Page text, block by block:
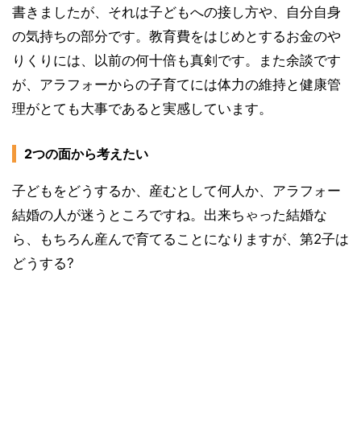
書きましたが、それは子どもへの接し方や、自分自身
の気持ちの部分です。教育費をはじめとするお金のや
りくりには、以前の何十倍も真剣です。また余談です
が、アラフォーからの子育てには体力の維持と健康管
理がとても大事であると実感しています。
2つの面から考えたい
子どもをどうするか、産むとして何人か、アラフォー
結婚の人が迷うところですね。出来ちゃった結婚な
ら、もちろん産んで育てることになりますが、第2子は
どうする?